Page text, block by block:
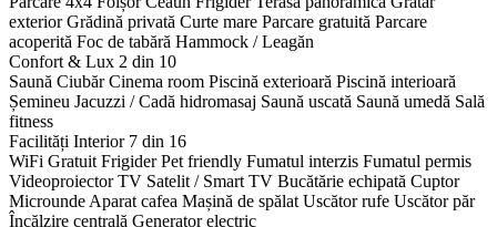
exterior Grădină privată Curte mare Parcare gratuită Parcare
acoperită Foc de tabără Hammock / Leagăn
Confort & Lux 2 din 10
Saună Ciubăr Cinema room Piscină exterioară Piscină interioară
Șemineu Jacuzzi / Cadă hidromasaj Saună uscată Saună umedă Sală
fitness
Facilități Interior 7 din 16
WiFi Gratuit Frigider Pet friendly Fumatul interzis Fumatul permis
Videoproiector TV Satelit / Smart TV Bucătărie echipată Cuptor
Microunde Aparat cafea Mașină de spălat Uscător rufe Uscător păr
Încălzire centrală Generator electric